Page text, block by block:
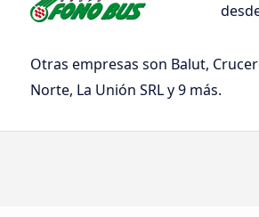
Otras empresas son Balut,
Norte, La Unión SRL y 9 más.